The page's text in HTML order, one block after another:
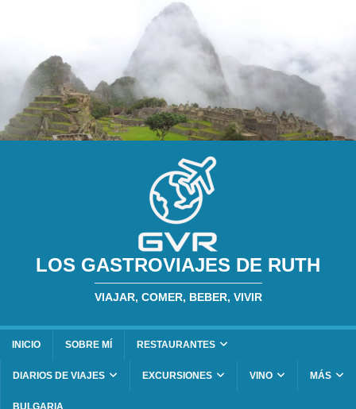
LOS GASTROVIAJES DE RUTH
VIAJAR, COMER, BEBER, VIVIR
INICIO SOBRE MÍ RESTAURANTES
DIARIOS DE VIAJES EXCURSIONES VINO MÁS
BULGARIA